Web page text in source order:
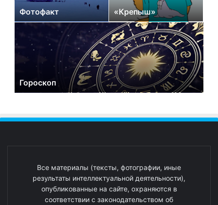
Фотофакт «Крепыш»
Гороскоп
Все материалы (тексты, фотографии, иные
результаты интеллектуальной деятельности),
опубликованные на сайте, охраняются в
соответствии с законодательством об